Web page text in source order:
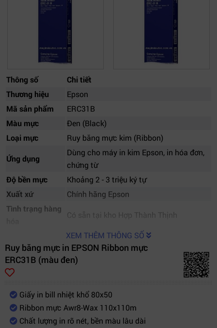
Thông số
Chi tiết
Thương hiệu
Epson
Mã sản phẩm
ERC31B
Màu mực
Đen (Black)
Loại mực
Ruy băng mực kim (Ribbon)
Ứng dụng
Dùng cho máy in kim Epson, in hóa đơn,
chứng từ
Độ bền mực
Khoảng 2 - 3 triệu ký tự
Xuất xứ
Chính hãng Epson
Tình trạng hàng
Có sẵn tại kho Hợp Thành Thịnh
XEM THÊM THÔNG SỐ
Ruy băng mực in EPSON Ribbon mực
ERC31B (màu đen)
Giấy in bill nhiệt khổ 80x50
Ribbon mực Awr8-Wax 110x110m
Chất lượng in rõ nét, bền màu lâu dài